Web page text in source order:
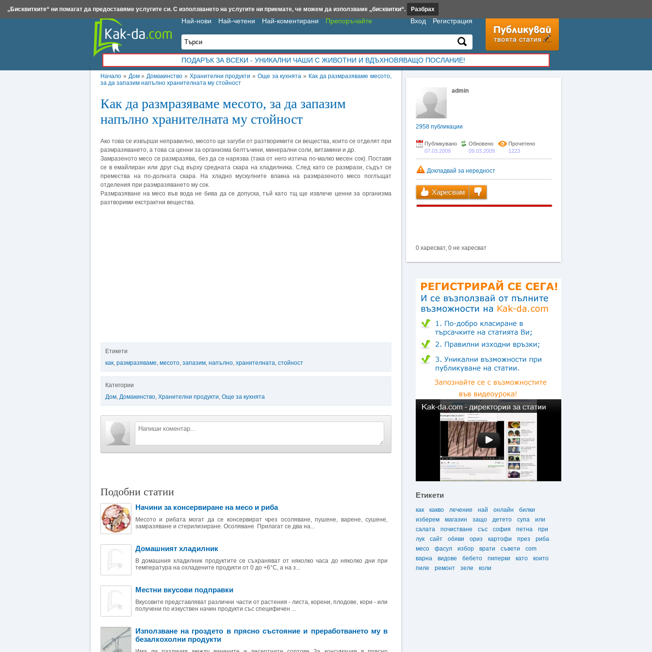
Начало » Дом» Домакинство » Хранителни продукти » Още за кухнята » Как да размразяваме месото,
за да запазим напълно хранителната му стойност
Как да размразяваме месото, за да запазим
напълно хранителната му стойност
Ако това се извърши неправилно, месото ще загуби от разтворимите си вещества, които се отделят при
размразяването, а това са ценни за организма белтъчини, минерални соли, витамини и др.
Замразеното месо се размразява, без да се нарязва (така от него изтича по-малко месен сок). Поставя
се в емайлиран или друг съд върху средната скара на хладилника. След като се размрази, съдът се
премества на по-долната скара. На хладно мускулните влакна на размразеното месо поглъщат
отделения при размразяването му сок.
Размразяване на месо във вода не бива да се допуска, тъй като тщ ще извлече ценни за организма
разтворими екстрактни вещества.
Етикети
как, размразяваме, месото, запазим, напълно, хранителната, стойност
Категории
Дом, Домакинство, Хранителни продукти, Още за кухнята
Подобни статии
Начини за консервиране на месо и риба
Месото и рибата могат да се консервират чрез осоляване, пушене, варене, сушене,
замразяване и стерилизиране. Осоляване Прилагат се два на...
Домашният хладилник
В домашния хладилник продуктите се съхраняват от няколко часа до няколко дни при
температура на охладените продукти от 0 до +6°С, а на з...
Местни вкусови подправки
Вкусовите представляват различни части от растения - листа, корени, плодове, кори - или
получени по изкуствен начин продукти със специфичен ...
Използване на гроздето в прясно състояние и преработването му в
безалкохолни продукти
admin
2958 публикации
Публикувано
07.03.2009
Обновено
09.03.2009
Прочетено
1223
Докладвай за нередност
Харесвам
0 харесват, 0 не харесват
Етикети
как какво лечение най онлайн
билки
изберем
магазин защо детето супа
или
салата
почистване със софия петна
при
лук
сайт обяви ориз картофи през
риба
месо
фасул избор врати съвети
com
варна
видове бебето пиперки като
които
пиле
ремонт зеле коли
Най-нови Най-четени Най-коментирани Препоръчайте Вход Регистрация
ПОДАРЪК ЗА ВСЕКИ - УНИКАЛНИ ЧАШИ С ЖИВОТНИ И ВДЪХНОВЯВАЩО ПОСЛАНИЕ!
Insert.bg Framar.bg Kak-da.com Iztochnik.com BauBau.bg NewAge.bg
„Бисквитките“ ни помагат да предоставяме услугите си. С използването на услугите ни приемате, че можем да използваме „бисквитки“. Разбрах